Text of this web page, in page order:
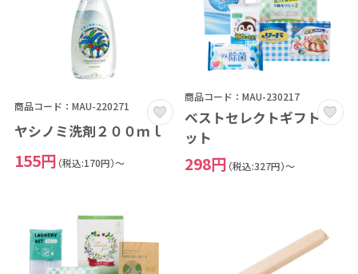
商品コード：MAU-220271
ヤシノミ洗剤２００ｍｌ
155円 （税込:170円）～
商品コード：MAU-230217
ベストセレクトギフトセ
ット
298円 （税込:327円）～